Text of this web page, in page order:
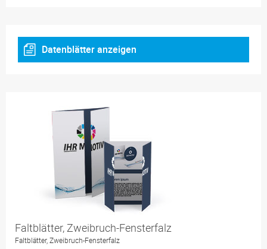
Datenblätter anzeigen
Faltblätter, Zweibruch-Fensterfalz
Faltblätter, Zweibruch-Fensterfalz